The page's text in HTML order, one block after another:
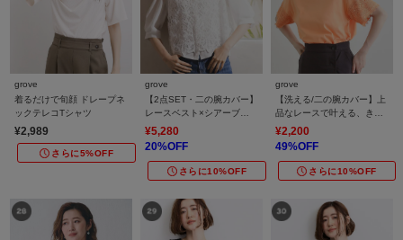
grove
着るだけで旬顔 ドレープネ
ックテレコTシャツ
¥2,989
さらに5%OFF
grove
【2点SET・二の腕カバー】
レースベスト×シアーブラウ
スSET
¥5,280
20%OFF
さらに10%OFF
grove
【洗える/二の腕カバー】上
品なレースで叶える、きち
んと見えの夏Tシャツ
¥2,200
49%OFF
さらに10%OFF